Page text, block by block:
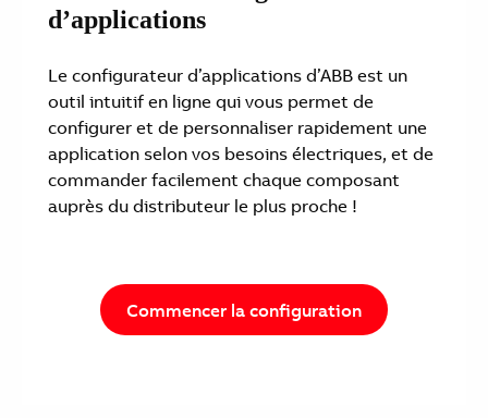
d’applications
Le configurateur d’applications d’ABB est un
outil intuitif en ligne qui vous permet de
configurer et de personnaliser rapidement une
application selon vos besoins électriques, et de
commander facilement chaque composant
auprès du distributeur le plus proche !
Commencer la configuration